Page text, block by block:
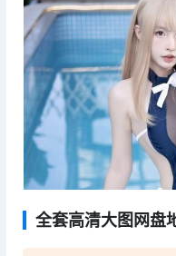
全套高清大图网盘